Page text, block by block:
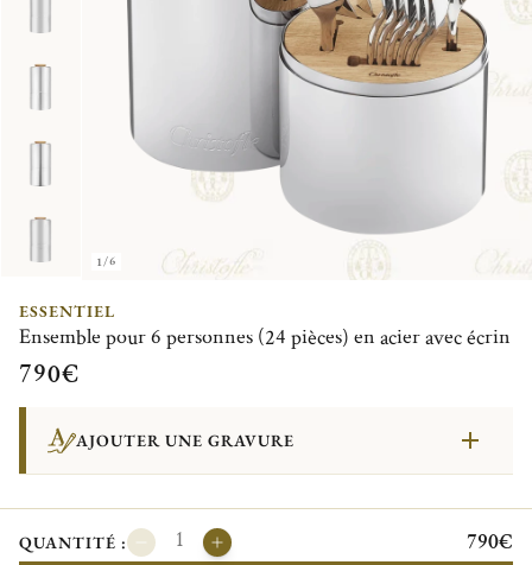
1/6
ESSENTIEL
Ensemble pour 6 personnes (24 pièces) en acier avec écrin
790€
AJOUTER UNE GRAVURE
QUANTITÉ : 790€